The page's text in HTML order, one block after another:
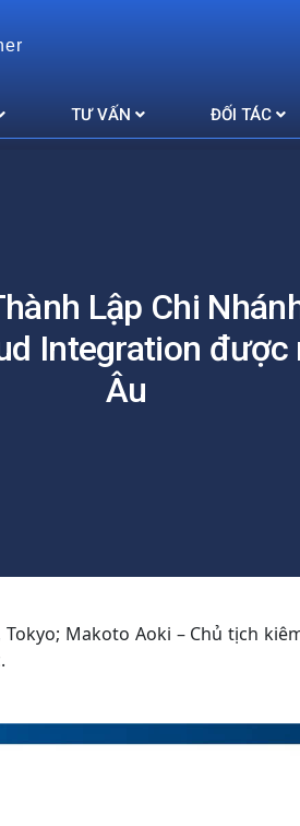
TƯ VẤN ĐỐI TÁC
Lập Chi
Integration được
Âu
Makoto Aoki – Chủ tịch